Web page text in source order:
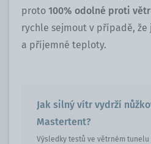
proto 100% odolné proti
rychle sejmout v případě, že
a příjemné teploty.
Jak silný vítr vydrží
Mastertent?
Výsledky testů ve větrném